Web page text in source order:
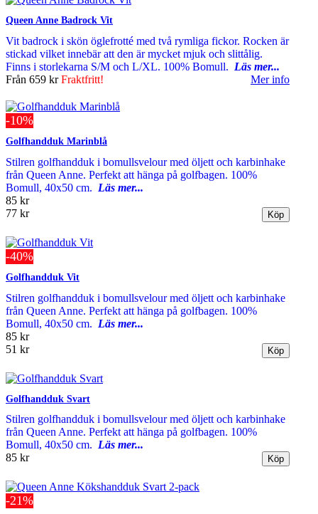
Queen Anne Badrock Vit
Vit badrock i skön öglefrotté med två rymliga fickor. Rocken är
stickad vilket innebär att den är mycket mjuk och slittålig.
Finns i storlekarna S/M och L/XL. 100% Bomull. Läs mer...
Från 659 krFraktfritt! Mer info
-10%
Golfhandduk Marinblå
Stilren golfhandduk i bomullsvelour med öljett och karbinhake
från Queen Anne. Perfekt att hänga på golfbagen. 100%
Bomull, 40x50 cm. Läs mer...
85 kr
77 kr
-40%
Golfhandduk Vit
Stilren golfhandduk i bomullsvelour med öljett och karbinhake
från Queen Anne. Perfekt att hänga på golfbagen. 100%
Bomull, 40x50 cm. Läs mer...
85 kr
51 kr
Golfhandduk Svart
Stilren golfhandduk i bomullsvelour med öljett och karbinhake
från Queen Anne. Perfekt att hänga på golfbagen. 100%
Bomull, 40x50 cm. Läs mer...
85 kr
-21%